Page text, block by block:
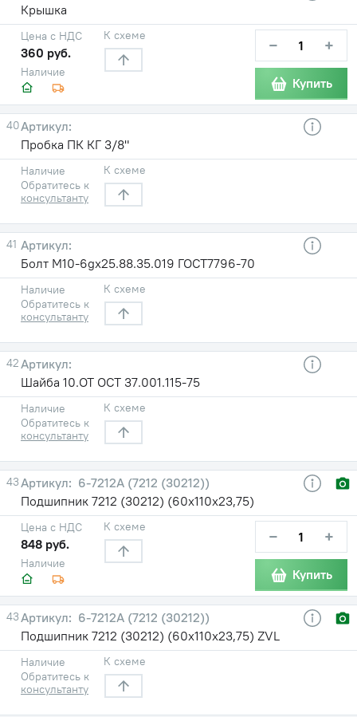
Крышка
Наличие
Цена с НДС
360 руб.
К схеме − +
Купить
40
Пробка ПК КГ 3/8"
Наличие
Обратитесь к
консультанту
К схеме
41
Болт М10-6gх25.88.35.019 ГОСТ7796-70
Наличие
Обратитесь к
консультанту
К схеме
42
Шайба 10.ОТ ОСТ 37.001.115-75
Наличие
Обратитесь к
консультанту
К схеме
43
6-7212А (7212 (30212))
Подшипник 7212 (30212) (60х110х23,75)
Наличие
Цена с НДС
848 руб.
К схеме − +
Купить
43
6-7212А (7212 (30212))
Подшипник 7212 (30212) (60х110х23,75) ZVL
Наличие
Обратитесь к
консультанту
К схеме